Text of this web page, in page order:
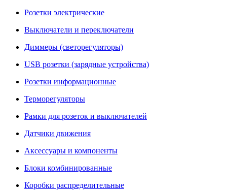
Розетки электрические
Выключатели и переключатели
Диммеры (светорегуляторы)
USB розетки (зарядные устройства)
Розетки информационные
Терморегуляторы
Рамки для розеток и выключателей
Датчики движения
Аксессуары и компоненты
Блоки комбинированные
Коробки распределительные